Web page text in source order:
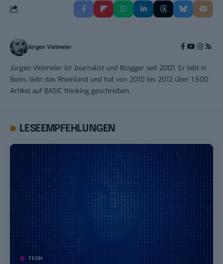
Jürgen Vielmeier
Jürgen Vielmeier ist Journalist und Blogger seit 2001. Er lebt in
Bonn, liebt das Rheinland und hat von 2010 bis 2012 über 1.500
Artikel auf BASIC thinking geschrieben.
LESEEMPFEHLUNGEN
TECH